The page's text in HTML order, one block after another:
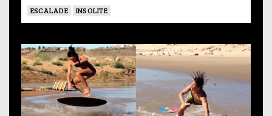
ESCALADE INSOLITE